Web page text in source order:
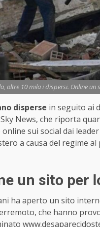
oltre 10 mila i dispersi. Online
disperse in seguito ai
News, che riporta
sui social dai
a causa del regime
un sito per
ha aperto un sito
che hanno